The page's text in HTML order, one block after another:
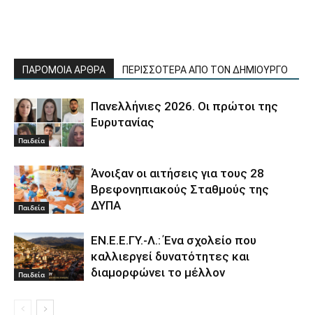
ΠΑΡΟΜΟΙΑ ΑΡΘΡΑ ΠΕΡΙΣΣΟΤΕΡΑ ΑΠΟ ΤΟΝ ΔΗΜΙΟΥΡΓΟ
Παιδεία
Πανελλήνιες 2026. Οι πρώτοι της
Ευρυτανίας
Παιδεία
Άνοιξαν οι αιτήσεις για τους 28
Βρεφονηπιακούς Σταθμούς της
ΔΥΠΑ
Παιδεία
ΕΝ.Ε.Ε.ΓΥ.-Λ.: Ένα σχολείο που
καλλιεργεί δυνατότητες και
διαμορφώνει το μέλλον